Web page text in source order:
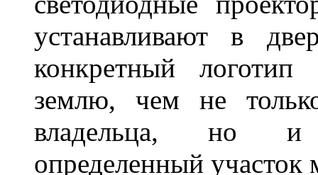
устанавливают в
конкретный логотип
землю, чем не
владельца, но и
определенный участок